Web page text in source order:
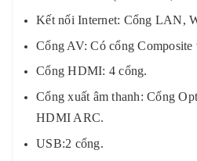
Kết nối Internet: Cổng LAN,
Cổng AV: Có cổng Composite
Cổng HDMI: 4 cổng.
Cổng xuất âm thanh: Cổng
HDMI ARC.
USB:2 cổng.